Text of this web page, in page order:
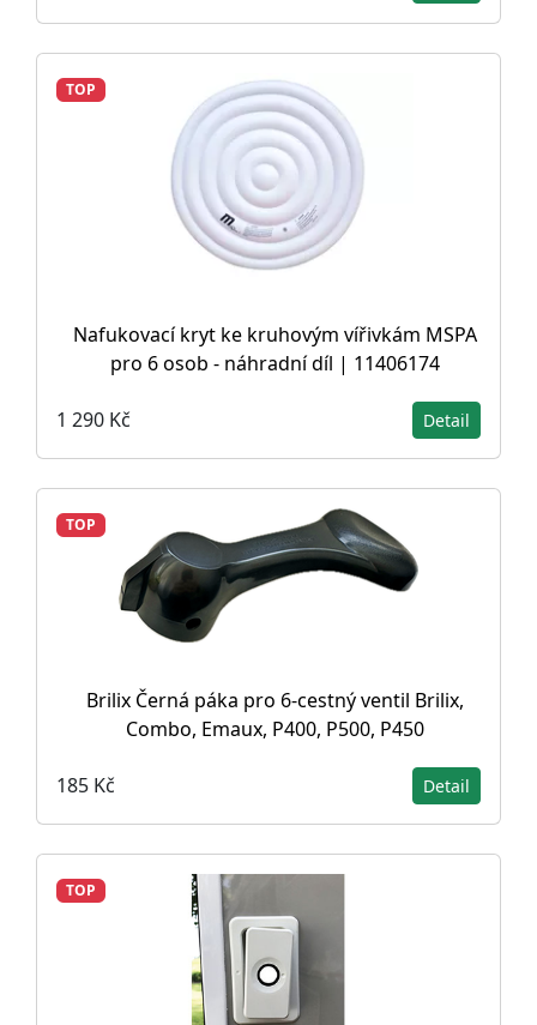
TOP
Nafukovací kryt ke kruhovým vířivkám MSPA
pro 6 osob - náhradní díl | 11406174
1 290 Kč Detail
TOP
Brilix Černá páka pro 6-cestný ventil Brilix,
Combo, Emaux, P400, P500, P450
185 Kč Detail
TOP